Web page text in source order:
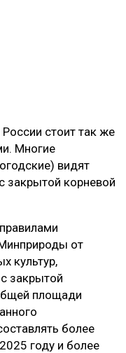
стоит так же
Многие
видят
закрытой корневой
от
культур,
закрытой
площади
более
году и более